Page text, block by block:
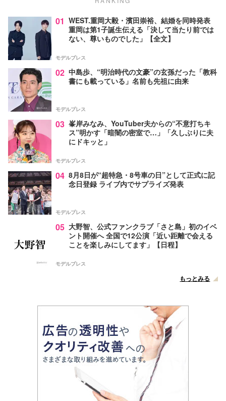
01 WEST.重岡大毅・濱田崇裕、結婚を同時発表
重岡は第1子誕生伝える「決して当たり前では
ない、尊いものでした」【全文】
モデルプレス
02 中島歩、“明治時代の文豪”の玄孫だった「教科
書にも載っている」名前も先祖に由来
モデルプレス
03 峯岸みなみ、YouTuber夫からの“不意打ちキ
ス”明かす「暗闇の密室で…」「久しぶりに夫
にドキッと」
モデルプレス
04 8月8日が“超特急・8号車の日”として正式に記
念日登録 ライブ内でサプライズ発表
モデルプレス
05 大野智、公式ファンクラブ「さと島」初のイベ
ント開催へ 全国で12公演「近い距離で会える
ことを楽しみにしてます」【日程】
モデルプレス
もっとみる